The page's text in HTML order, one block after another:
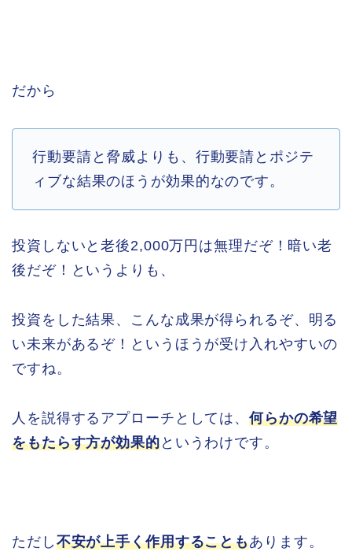
だから
行動要請と脅威よりも、行動要請とポジテ
ィブな結果のほうが効果的なのです。
投資しないと老後2,000万円は無理だぞ！暗い老
後だぞ！というよりも、
投資をした結果、こんな成果が得られるぞ、明る
い未来があるぞ！というほうが受け入れやすいの
ですね。
人を説得するアプローチとしては、何らかの希望
をもたらす方が効果的というわけです。
ただし 不安が上手く作用することもあります。